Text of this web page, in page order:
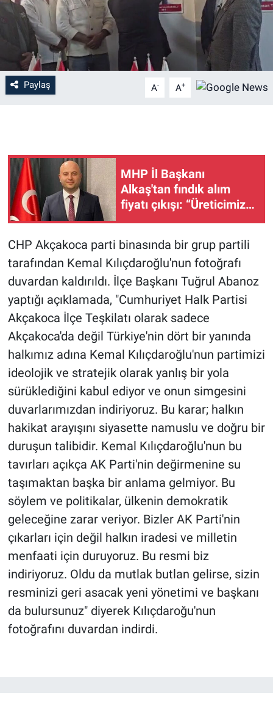
Paylaş A- A+
MHP İl Başkanı
Alkaş'tan fındık alım
fiyatı çıkışı: “Üreticimizin
serzenişi haklı"
CHP Akçakoca parti binasında bir grup partili
tarafından Kemal Kılıçdaroğlu'nun fotoğrafı
duvardan kaldırıldı. İlçe Başkanı Tuğrul Abanoz
yaptığı açıklamada, "Cumhuriyet Halk Partisi
Akçakoca İlçe Teşkilatı olarak sadece
Akçakoca'da değil Türkiye'nin dört bir yanında
halkımız adına Kemal Kılıçdaroğlu'nun partimizi
ideolojik ve stratejik olarak yanlış bir yola
sürüklediğini kabul ediyor ve onun simgesini
duvarlarımızdan indiriyoruz. Bu karar; halkın
hakikat arayışını siyasette namuslu ve doğru bir
duruşun talibidir. Kemal Kılıçdaroğlu'nun bu
tavırları açıkça AK Parti'nin değirmenine su
taşımaktan başka bir anlama gelmiyor. Bu
söylem ve politikalar, ülkenin demokratik
geleceğine zarar veriyor. Bizler AK Parti'nin
çıkarları için değil halkın iradesi ve milletin
menfaati için duruyoruz. Bu resmi biz
indiriyoruz. Oldu da mutlak butlan gelirse, sizin
resminizi geri asacak yeni yönetimi ve başkanı
da bulursunuz" diyerek Kılıçdaroğu'nun
fotoğrafını duvardan indirdi.